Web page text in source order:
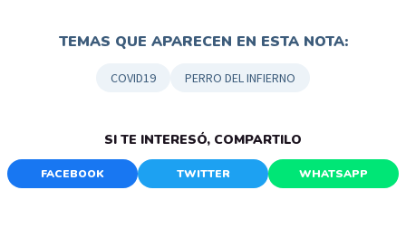
TEMAS QUE APARECEN EN ESTA NOTA:
COVID19 PERRO DEL INFIERNO
SI TE INTERESÓ, COMPARTILO
FACEBOOK TWITTER WHATSAPP